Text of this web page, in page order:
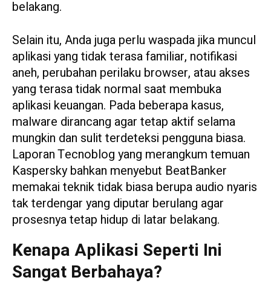
belakang.
Selain itu, Anda juga perlu waspada jika muncul
aplikasi yang tidak terasa familiar, notifikasi
aneh, perubahan perilaku browser, atau akses
yang terasa tidak normal saat membuka
aplikasi keuangan. Pada beberapa kasus,
malware dirancang agar tetap aktif selama
mungkin dan sulit terdeteksi pengguna biasa.
Laporan Tecnoblog yang merangkum temuan
Kaspersky bahkan menyebut BeatBanker
memakai teknik tidak biasa berupa audio nyaris
tak terdengar yang diputar berulang agar
prosesnya tetap hidup di latar belakang.
Kenapa Aplikasi Seperti Ini
Sangat Berbahaya?